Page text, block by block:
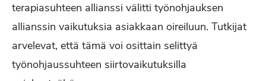
terapiasuhteen allianssi välitti työnohjauksen
allianssin vaikutuksia asiakkaan oireiluun. Tutkijat
arvelevat, että tämä voi osittain selittyä
työnohjaussuhteen siirtovaikutuksilla